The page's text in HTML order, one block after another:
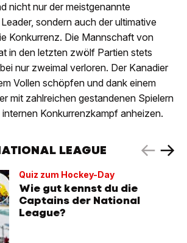
nicht nur der meistgenannte
sondern auch der ultimative
Konkurrenz. Die Mannschaft von
in den letzten zwölf Partien stets
nur zweimal verloren. Der Kanadier
Vollen schöpfen und dank einem
mit zahlreichen gestandenen Spielern
Konkurrenzkampf anheizen.
LEAGUE
Quiz zum Hockey-Day
Wie gut kennst du die
Captains der National
League?